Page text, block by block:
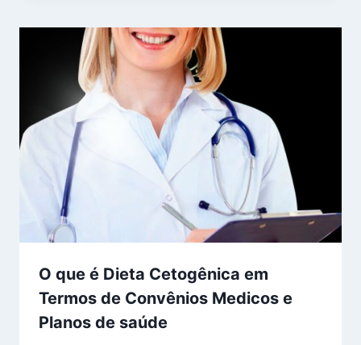
O que é Dieta Cetogênica em
Termos de Convênios Medicos e
Planos de saúde